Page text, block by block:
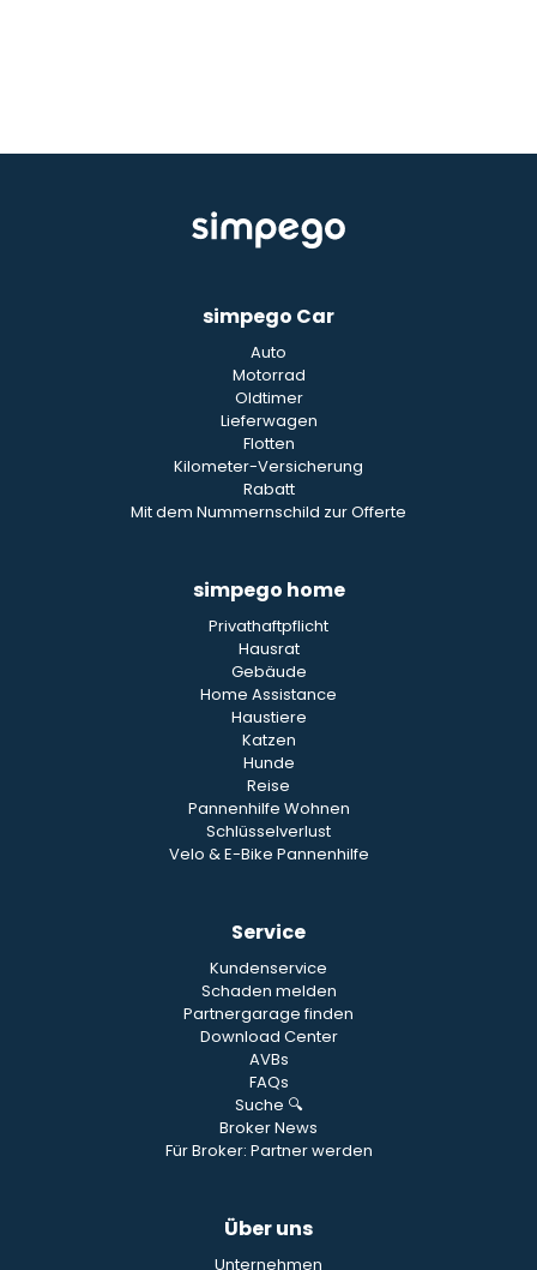
simpego Car
Auto
Motorrad
Oldtimer
Lieferwagen
Flotten
Kilometer-Versicherung
Rabatt
Mit dem Nummernschild zur Offerte
simpego home
Privathaftpflicht
Hausrat
Gebäude
Home Assistance
Haustiere
Katzen
Hunde
Reise
Pannenhilfe Wohnen
Schlüsselverlust
Velo & E-Bike Pannenhilfe
Service
Kundenservice
Schaden melden
Partnergarage finden
Download Center
AVBs
FAQs
Suche 🔍
Broker News
Für Broker: Partner werden
Über uns
Unternehmen